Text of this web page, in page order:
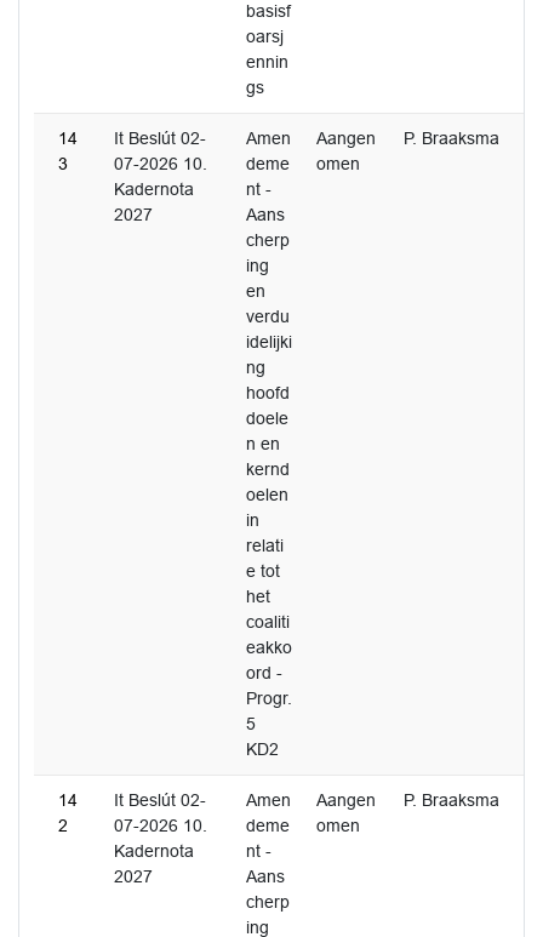
basisf
oarsj
ennin
gs
14
3
It Beslút 02-
07-2026 10.
Kadernota
2027
Amen
deme
nt -
Aans
cherp
ing
en
verdu
idelijki
ng
hoofd
doele
n en
kernd
oelen
in
relati
e tot
het
coaliti
eakko
ord -
Progr.
5
KD2
Aangen
omen
P. Braaksma
14
2
It Beslút 02-
07-2026 10.
Kadernota
2027
Amen
deme
nt -
Aans
cherp
ing
Aangen
omen
P. Braaksma